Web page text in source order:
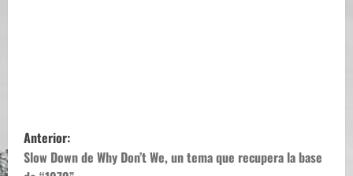
N
a
Anterior:
Slow Down de Why Don’t We, un tema que recupera la base